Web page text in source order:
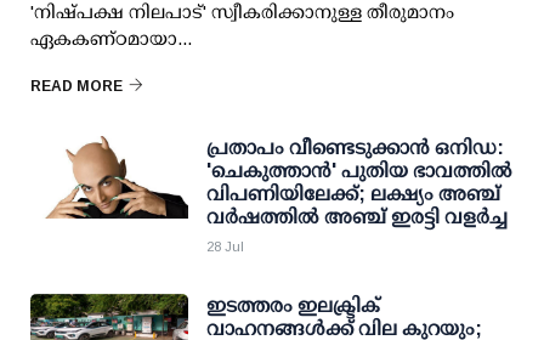
'നിഷ്പക്ഷ നിലപാട്' സ്വീകരിക്കാനുള്ള തീരുമാനം
ഏകകണ്ഠമായാ...
READ MORE
പ്രതാപം വീണ്ടെടുക്കാന്‍ ഒനിഡ:
'ചെകുത്താന്‍' പുതിയ ഭാവത്തില്‍
വിപണിയിലേക്ക്; ലക്ഷ്യം അഞ്ച്
വര്‍ഷത്തില്‍ അഞ്ച് ഇരട്ടി വളര്‍ച്ച
28 Jul
ഇടത്തരം ഇലക്ട്രിക്
വാഹനങ്ങള്‍ക്ക് വില കുറയും;